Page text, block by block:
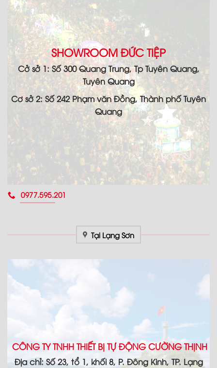
SHOWROOM ĐỨC TIỆP
Cở sở 1: Số 300 Quang Trung, Tp Tuyên Quang,
Tuyên Quang
Cơ sở 2: Số 242 Phạm văn Đồng, Thành phố Tuyên
Quang
0977.595.201
Tại Lạng Sơn
CÔNG TY TNHH THIẾT BỊ TỰ ĐỘNG CƯỜNG THỊNH
Địa chỉ: Số 23, tổ 1, khối 8, P. Đông Kinh, TP. Lạng